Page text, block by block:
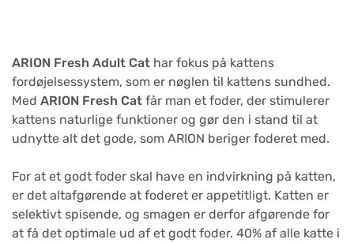
ARION Fresh Adult Cat har fokus på kattens
fordøjelsessystem, som er nøglen til kattens sundhed.
Med ARION Fresh Cat får man et foder, der stimulerer
kattens naturlige funktioner og gør den i stand til at
udnytte alt det gode, som ARION beriger foderet med.
For at et godt foder skal have en indvirkning på katten,
er det altafgørende at foderet er appetitligt. Katten er
selektivt spisende, og smagen er derfor afgørende for
at få det optimale ud af et godt foder. 40% af alle katte i